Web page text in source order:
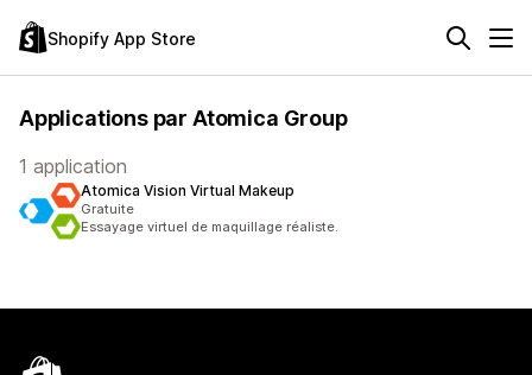
Shopify App Store
Applications par Atomica Group
1 application
Atomica Vision Virtual Makeup
Gratuite
Essayage virtuel de maquillage réaliste.